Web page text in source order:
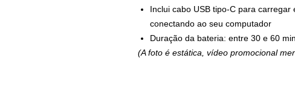
Inclui cabo USB tipo-C para
conectando ao seu computador
Duração da bateria: entre 30 e 60
(A foto é estática, vídeo promocional